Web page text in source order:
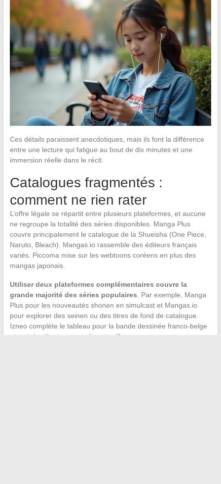
Ces détails paraissent anecdotiques, mais ils font la différence
entre une lecture qui fatigue au bout de dix minutes et une
immersion réelle dans le récit.
Catalogues fragmentés :
comment ne rien rater
L’offre légale se répartit entre plusieurs plateformes, et aucune
ne regroupe la totalité des séries disponibles. Manga Plus
couvre principalement le catalogue de la Shueisha (One Piece,
Naruto, Bleach). Mangas.io rassemble des éditeurs français
variés. Piccoma mise sur les webtoons coréens en plus des
mangas japonais.
Utiliser deux plateformes complémentaires couvre la
grande majorité des séries populaires . Par exemple, Manga
Plus pour les nouveautés shonen en simulcast et Mangas.io
pour explorer des seinen ou des titres de fond de catalogue.
Izneo complète le tableau pour la bande dessinée franco-belge
et certains titres manga absents ailleurs.